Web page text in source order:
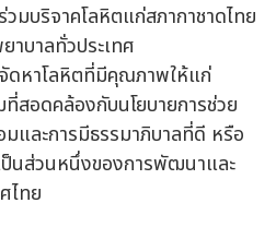
ดหาโลหิตที่มีคุณภาพให้แก่
สอดคล้องกับนโยบายการช่วย
และการมีธรรมาภิบาลที่ดี หรือ
ป็นส่วนหนึ่งของการพัฒนาและ
ไทย